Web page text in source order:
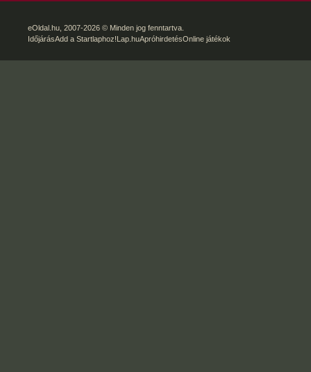
eOldal.hu , 2007-2026 © Minden jog fenntartva.
IdőjárásAdd a Startlaphoz!Lap.huApróhirdetésOnline játékok